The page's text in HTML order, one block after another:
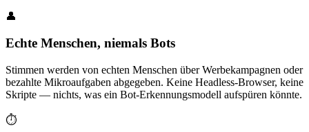
👤
Echte Menschen, niemals Bots
Stimmen werden von echten Menschen über Werbekampagnen oder
bezahlte Mikroaufgaben abgegeben. Keine Headless-Browser, keine
Skripte — nichts, was ein Bot-Erkennungsmodell aufspüren könnte.
⏱️